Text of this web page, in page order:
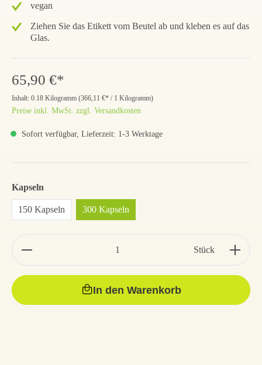
vegan
Ziehen Sie das Etikett vom Beutel ab und kleben es auf das
Glas.
65,90 €*
Inhalt: 0.18 Kilogramm (366,11 €* / 1 Kilogramm)
Preise inkl. MwSt. zzgl. Versandkosten
Sofort verfügbar, Lieferzeit: 1-3 Werktage
Kapseln
150 Kapseln 300 Kapseln
Stück
In den Warenkorb